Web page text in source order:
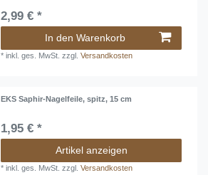
2,99 € *
In den Warenkorb
*inkl. ges. MwSt. zzgl.Versandkosten
EKS Saphir-Nagelfeile, spitz, 15 cm
1,95 € *
Artikel anzeigen
*inkl. ges. MwSt. zzgl.Versandkosten